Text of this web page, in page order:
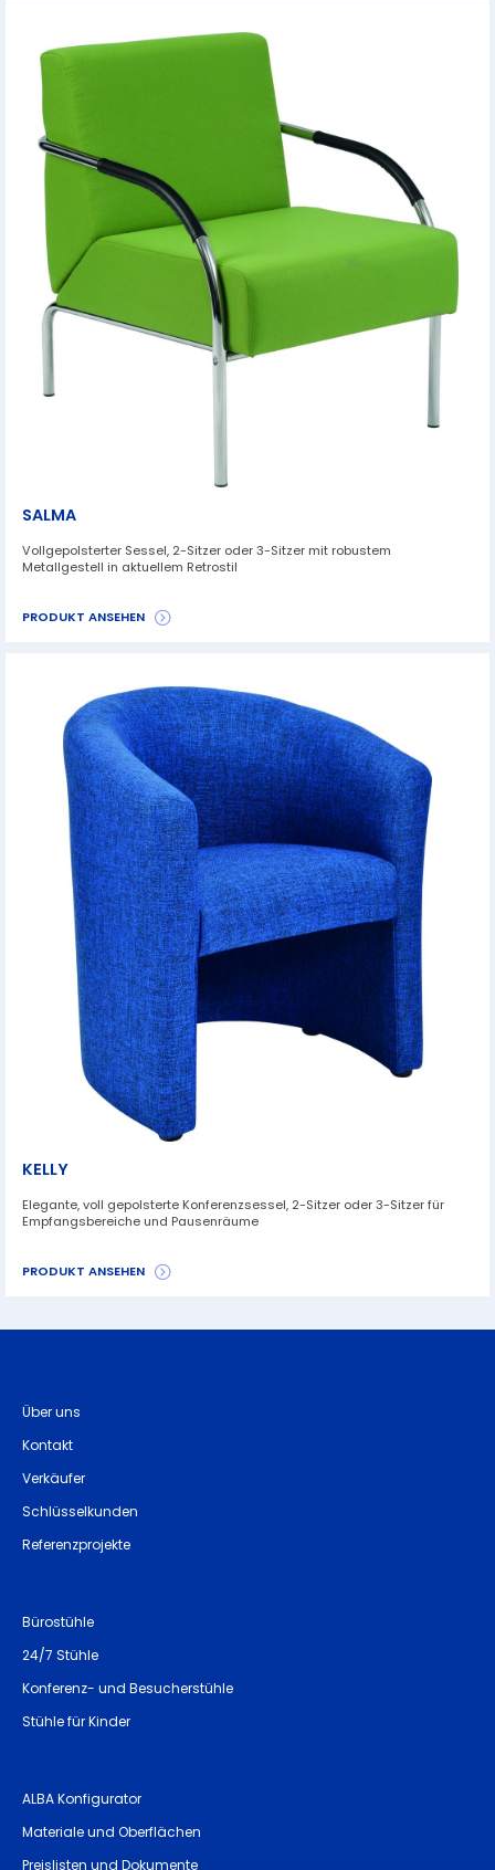
SALMA
Vollgepolsterter Sessel, 2-Sitzer oder 3-Sitzer mit robustem
Metallgestell in aktuellem Retrostil
PRODUKT ANSEHEN
KELLY
Elegante, voll gepolsterte Konferenzsessel, 2-Sitzer oder 3-Sitzer für
Empfangsbereiche und Pausenräume
PRODUKT ANSEHEN
Über uns
Kontakt
Verkäufer
Schlüsselkunden
Referenzprojekte
Bürostühle
24/7 Stühle
Konferenz- und Besucherstühle
Stühle für Kinder
ALBA Konfigurator
Materiale und Oberflächen
Preislisten und Dokumente